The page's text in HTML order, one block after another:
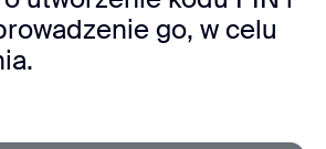
go, w celu